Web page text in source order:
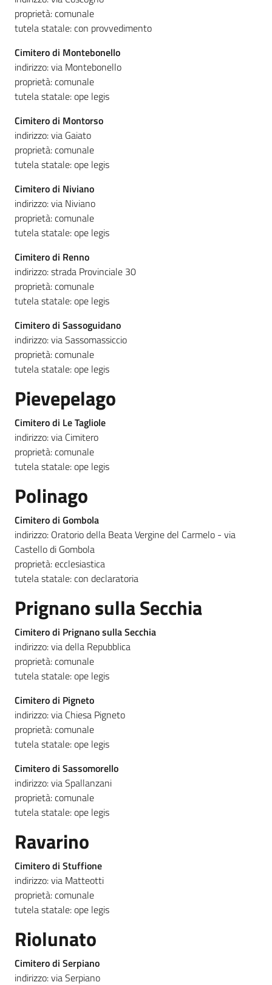
proprietà: comunale
tutela statale: con provvedimento
Cimitero di Montebonello
indirizzo: via Montebonello
proprietà: comunale
tutela statale: ope legis
Cimitero di Montorso
indirizzo: via Gaiato
proprietà: comunale
tutela statale: ope legis
Cimitero di Niviano
indirizzo: via Niviano
proprietà: comunale
tutela statale: ope legis
Cimitero di Renno
indirizzo: strada Provinciale 30
proprietà: comunale
tutela statale: ope legis
Cimitero di Sassoguidano
indirizzo: via Sassomassiccio
proprietà: comunale
tutela statale: ope legis
Pievepelago
Cimitero di Le Tagliole
indirizzo: via Cimitero
proprietà: comunale
tutela statale: ope legis
Polinago
Cimitero di Gombola
indirizzo: Oratorio della Beata Vergine del Carmelo - via
Castello di Gombola
proprietà: ecclesiastica
tutela statale: con declaratoria
Prignano sulla Secchia
Cimitero di Prignano sulla Secchia
indirizzo: via della Repubblica
proprietà: comunale
tutela statale: ope legis
Cimitero di Pigneto
indirizzo: via Chiesa Pigneto
proprietà: comunale
tutela statale: ope legis
Cimitero di Sassomorello
indirizzo: via Spallanzani
proprietà: comunale
tutela statale: ope legis
Ravarino
Cimitero di Stuffione
indirizzo: via Matteotti
proprietà: comunale
tutela statale: ope legis
Riolunato
Cimitero di Serpiano
indirizzo: via Serpiano